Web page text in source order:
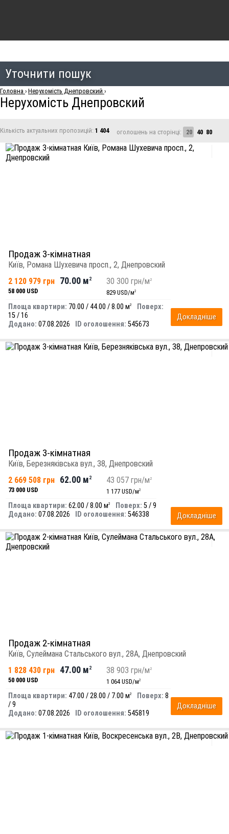
Уточнити пошук
Головна › Нерухомість Днепровский ›
Нерухомість Днепровский
Кількість актуальних пропозицій: 1 404 оголошень на сторінці: 20 40 80
Продаж 3-кімнатная
Київ, Романа Шухевича просп., 2, Днепровский
2 120 979 грн
58 000 USD
70.00 м 2 30 300 грн/м2
829 USD/м2
Докладніше
Площа квартири: 70.00 / 44.00 / 8.00 м2
Поверх:
15 / 16
Додано: 07.08.2026 ID оголошення: 545673
Продаж 3-кімнатная
Київ, Березняківська вул., 38, Днепровский
2 669 508 грн
73 000 USD
62.00 м 2 43 057 грн/м2
1 177 USD/м2
Докладніше
Площа квартири: 62.00 / 8.00 м2 Поверх: 5 / 9
Додано: 07.08.2026 ID оголошення: 546338
Продаж 2-кімнатная
Київ, Сулеймана Стальського вул., 28А, Днепровский
1 828 430 грн
50 000 USD
47.00 м 2 38 903 грн/м2
1 064 USD/м2
Докладніше
Площа квартири: 47.00 / 28.00 / 7.00 м2 Поверх: 8
/ 9
Додано: 07.08.2026 ID оголошення: 545819